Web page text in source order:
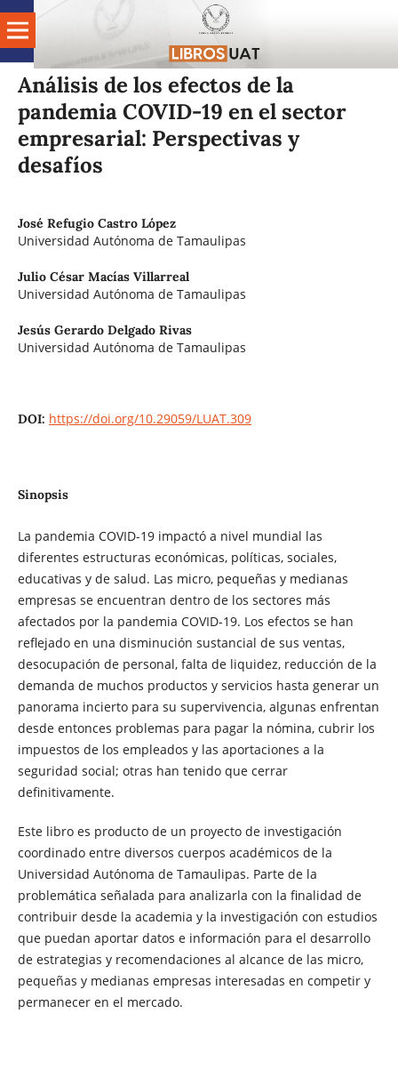
Análisis de los efectos de la
pandemia COVID-19 en el sector
empresarial: Perspectivas y
desafíos
José Refugio Castro López
Universidad Autónoma de Tamaulipas
Julio César Macías Villarreal
Universidad Autónoma de Tamaulipas
Jesús Gerardo Delgado Rivas
Universidad Autónoma de Tamaulipas
DOI: https://doi.org/10.29059/LUAT.309
Sinopsis
La pandemia COVID-19 impactó a nivel mundial las
diferentes estructuras económicas, políticas, sociales,
educativas y de salud. Las micro, pequeñas y medianas
empresas se encuentran dentro de los sectores más
afectados por la pandemia COVID-19. Los efectos se han
reflejado en una disminución sustancial de sus ventas,
desocupación de personal, falta de liquidez, reducción de la
demanda de muchos productos y servicios hasta generar un
panorama incierto para su supervivencia, algunas enfrentan
desde entonces problemas para pagar la nómina, cubrir los
impuestos de los empleados y las aportaciones a la
seguridad social; otras han tenido que cerrar
definitivamente.
Este libro es producto de un proyecto de investigación
coordinado entre diversos cuerpos académicos de la
Universidad Autónoma de Tamaulipas. Parte de la
problemática señalada para analizarla con la finalidad de
contribuir desde la academia y la investigación con estudios
que puedan aportar datos e información para el desarrollo
de estrategias y recomendaciones al alcance de las micro,
pequeñas y medianas empresas interesadas en competir y
permanecer en el mercado.